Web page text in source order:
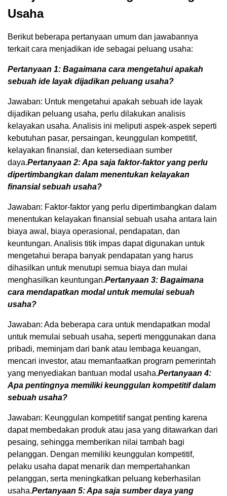
Usaha
Berikut beberapa pertanyaan umum dan jawabannya
terkait cara menjadikan ide sebagai peluang usaha:
Pertanyaan 1: Bagaimana cara mengetahui apakah
sebuah ide layak dijadikan peluang usaha?
Jawaban: Untuk mengetahui apakah sebuah ide layak
dijadikan peluang usaha, perlu dilakukan analisis
kelayakan usaha. Analisis ini meliputi aspek-aspek seperti
kebutuhan pasar, persaingan, keunggulan kompetitif,
kelayakan finansial, dan ketersediaan sumber
daya.Pertanyaan 2: Apa saja faktor-faktor yang perlu
dipertimbangkan dalam menentukan kelayakan
finansial sebuah usaha?
Jawaban: Faktor-faktor yang perlu dipertimbangkan dalam
menentukan kelayakan finansial sebuah usaha antara lain
biaya awal, biaya operasional, pendapatan, dan
keuntungan. Analisis titik impas dapat digunakan untuk
mengetahui berapa banyak pendapatan yang harus
dihasilkan untuk menutupi semua biaya dan mulai
menghasilkan keuntungan.Pertanyaan 3: Bagaimana
cara mendapatkan modal untuk memulai sebuah
usaha?
Jawaban: Ada beberapa cara untuk mendapatkan modal
untuk memulai sebuah usaha, seperti menggunakan dana
pribadi, meminjam dari bank atau lembaga keuangan,
mencari investor, atau memanfaatkan program pemerintah
yang menyediakan bantuan modal usaha.Pertanyaan 4:
Apa pentingnya memiliki keunggulan kompetitif dalam
sebuah usaha?
Jawaban: Keunggulan kompetitif sangat penting karena
dapat membedakan produk atau jasa yang ditawarkan dari
pesaing, sehingga memberikan nilai tambah bagi
pelanggan. Dengan memiliki keunggulan kompetitif,
pelaku usaha dapat menarik dan mempertahankan
pelanggan, serta meningkatkan peluang keberhasilan
usaha.Pertanyaan 5: Apa saja sumber daya yang